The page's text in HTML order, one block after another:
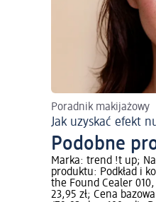
Poradnik makijażowy
Jak uzyskać efekt
Podobne
Marka: trend !t up;
produktu: Podkład i
the Found Cealer
23,95 zł; Cena